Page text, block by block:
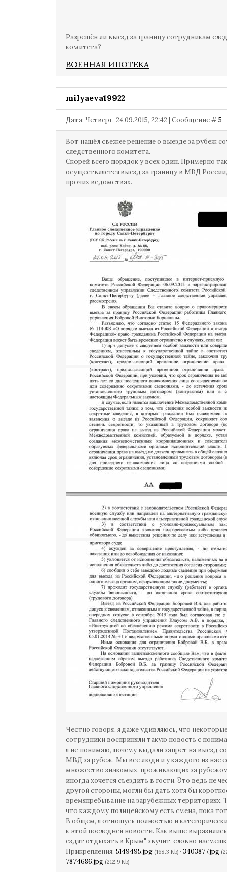
Разрешён ли выезд за границу сотрудникам
комитета?
ВОЕННАЯ ИПОТЕКА
milyaeva19922
Дата: Четверг, 24.09.2015, 22:42 | Сообщение #5
Вот нашёл свежее решение о выезде за рубеж
следственного комитета.
Скорей всего порядок у всех один. Примерно
осуществляется выезд за границу в МВД
прочих ведомствах.
Честно говоря, я даже удивляюсь, что
сотрудники восприняли такую новость с
я не понимаю, почему выдали запрет на выезд
МВД за рубеж. Мы все люди и у каждого из нас
множество знакомых, проживающих за
иногда хочется съездить в гости. Это ведь не
другой стороны, могли бы дать хотя бы
времяпребывание на зарубежных территориях.
что каждому полицейскому есть смена, пока
В общем, я отношусь полностью и
к этой последней новости. Как выше
ездят отдыхать в Крым" звучит, словно
Прикрепления: 5149495.jpg (168.3 Kb) · 3403877.jpg
7874686.jpg (212.9 Kb)